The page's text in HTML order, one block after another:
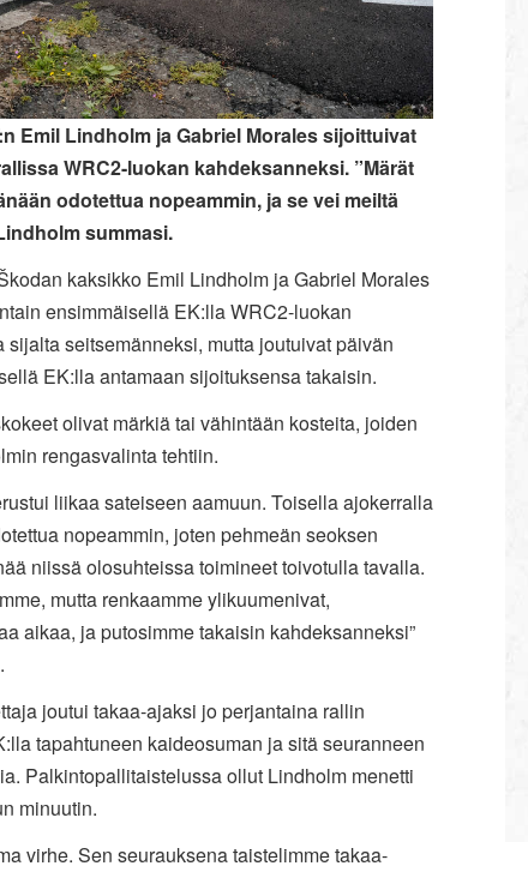
Emil Lindholm ja Gabriel Morales sijoittuivat
WRC2-luokan kahdeksanneksi. ”Märät
odotettua nopeammin, ja se vei meiltä
summasi.
kaksikko Emil Lindholm ja Gabriel Morales
ensimmäisellä EK:lla WRC2-luokan
sijalta seitsemänneksi, mutta joutuivat päivän
EK:lla antamaan sijoituksensa takaisin.
olivat märkiä tai vähintään kosteita, joiden
rengasvalinta tehtiin.
liikaa sateiseen aamuun. Toisella ajokerralla
nopeammin, joten pehmeän seoksen
niissä olosuhteissa toimineet toivotulla tavalla.
mutta renkaamme ylikuumenivat,
aikaa, ja putosimme takaisin kahdeksanneksi”
joutui takaa-ajaksi jo perjantaina rallin
tapahtuneen kaideosuman ja sitä seuranneen
Palkintopallitaistelussa ollut Lindholm menetti
minuutin.
virhe. Sen seurauksena taistelimme takaa-